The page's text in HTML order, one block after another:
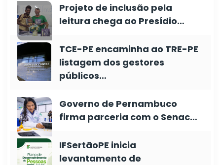
Projeto de inclusão pela
leitura chega ao Presídio…
TCE-PE encaminha ao TRE-PE
listagem dos gestores
públicos…
Governo de Pernambuco
firma parceria com o Senac…
IFSertãoPE inicia
levantamento de